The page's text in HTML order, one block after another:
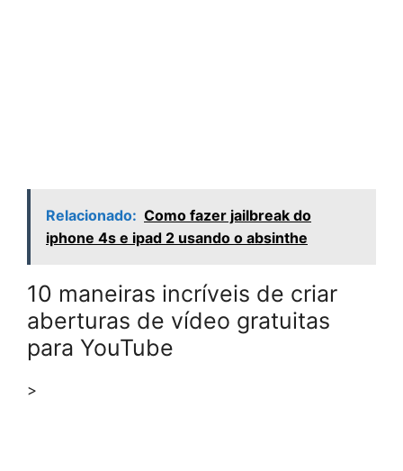
Relacionado: Como fazer jailbreak do
iphone 4s e ipad 2 usando o absinthe
10 maneiras incríveis de criar
aberturas de vídeo gratuitas
para YouTube
>